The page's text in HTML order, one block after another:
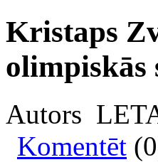
Kristaps
olimpiskās
Autors
Komentēt